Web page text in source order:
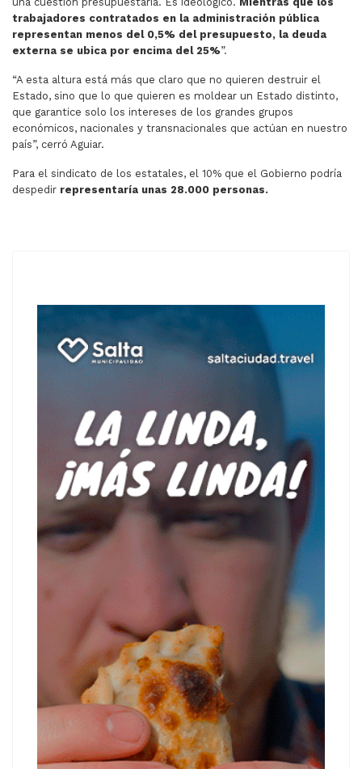
trabajadores contratados en la administración pública
representan menos del 0,5% del presupuesto, la deuda
externa se ubica por encima del 25%”.
“A esta altura está más que claro que no quieren destruir el
Estado, sino que lo que quieren es moldear un Estado distinto,
que garantice solo los intereses de los grandes grupos
económicos, nacionales y transnacionales que actúan en nuestro
país”, cerró Aguiar.
Para el sindicato de los estatales, el 10% que el Gobierno podría
despedir representaría unas 28.000 personas.